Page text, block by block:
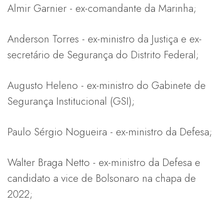
Almir Garnier - ex-comandante da Marinha;
Anderson Torres - ex-ministro da Justiça e ex-
secretário de Segurança do Distrito Federal;
Augusto Heleno - ex-ministro do Gabinete de
Segurança Institucional (GSI);
Paulo Sérgio Nogueira - ex-ministro da Defesa;
Walter Braga Netto - ex-ministro da Defesa e
candidato a vice de Bolsonaro na chapa de
2022;